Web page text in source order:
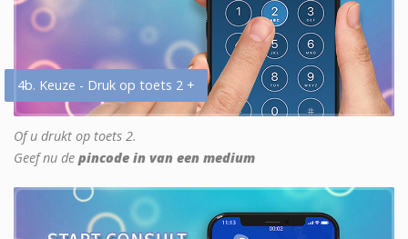
4b. Keuze - Druk op toets 2 +
Of u drukt op toets 2.
Geef nu de pincode in van een medium